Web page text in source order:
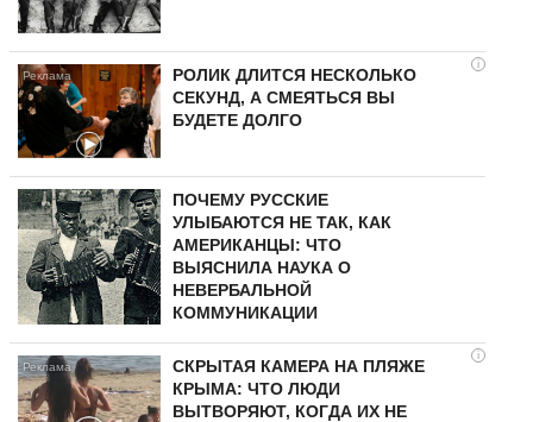
i
РОЛИК ДЛИТСЯ НЕСКОЛЬКО
СЕКУНД, А СМЕЯТЬСЯ ВЫ
БУДЕТЕ ДОЛГО
ПОЧЕМУ РУССКИЕ
УЛЫБАЮТСЯ НЕ ТАК, КАК
АМЕРИКАНЦЫ: ЧТО
ВЫЯСНИЛА НАУКА О
НЕВЕРБАЛЬНОЙ
КОММУНИКАЦИИ
i
СКРЫТАЯ КАМЕРА НА ПЛЯЖЕ
КРЫМА: ЧТО ЛЮДИ
ВЫТВОРЯЮТ, КОГДА ИХ НЕ